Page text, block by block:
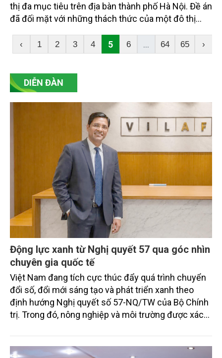
thị đa mục tiêu trên địa bàn thành phố Hà Nội. Đề án
đã đối mặt với những thách thức của một đô thị
ở, bảo đảm an sinh xã hội, giải quyết bài toán sinh
kế tại chỗ và định hình một hành lang quản lý thị
‹ 1 2 3 4 5 6 ... 64 65 ›
DIỄN ĐÀN
Động lực xanh từ Nghị quyết 57 qua góc nhìn
chuyên gia quốc tế
Việt Nam đang tích cực thúc đẩy quá trình chuyển
đổi số, đổi mới sáng tạo và phát triển xanh theo
định hướng Nghị quyết số 57-NQ/TW của Bộ Chính
trị. Trong đó, nông nghiệp và môi trường được xác
sắc bởi các tiến bộ công nghệ và cam kết bền vững
toàn cầu, đặc biệt là mục tiêu đưa phát thải ròng